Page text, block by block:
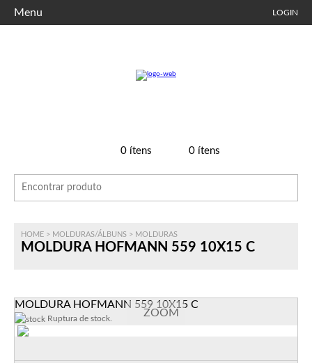
Menu LOGIN
0ítens 0ítens
HOME > MOLDURAS/ÁLBUNS > MOLDURAS
MOLDURA HOFMANN 559 10X15 C
MOLDURA HOFMANN 559 10X15 C
Ruptura de stock. ZOOM